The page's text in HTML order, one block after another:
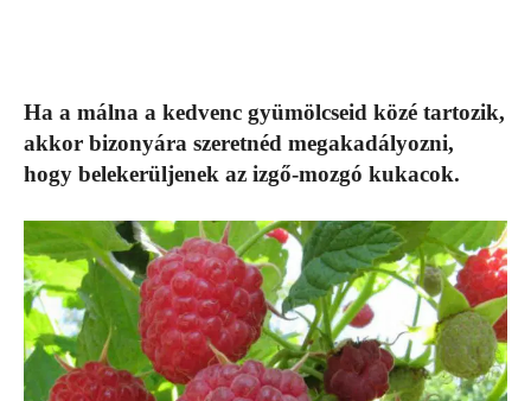
Ha a málna a kedvenc gyümölcseid közé tartozik,
akkor bizonyára szeretnéd megakadályozni,
hogy belekerüljenek az izgő-mozgó kukacok.